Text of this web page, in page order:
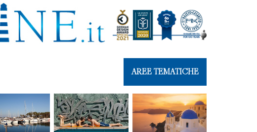
AREE TEMATICHE